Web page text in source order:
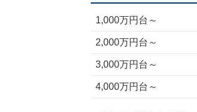
1,000万円台～
2,000万円台～
3,000万円台～
4,000万円台～